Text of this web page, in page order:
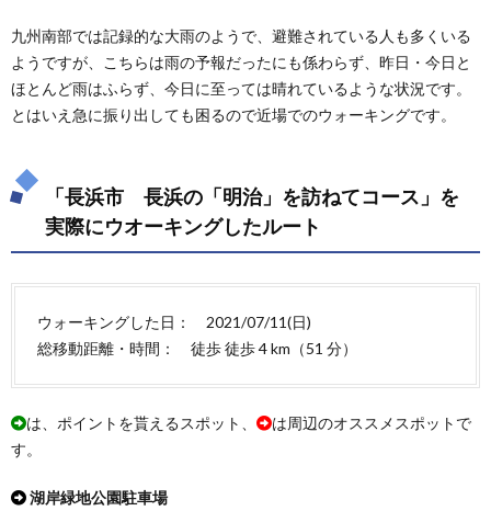
九州南部では記録的な大雨のようで、避難されている人も多くいる
ようですが、こちらは雨の予報だったにも係わらず、昨日・今日と
ほとんど雨はふらず、今日に至っては晴れているような状況です。
とはいえ急に振り出しても困るので近場でのウォーキングです。
「長浜市 長浜の「明治」を訪ねてコース」を
実際にウオーキングしたルート
ウォーキングした日： 2021/07/11(日)
総移動距離・時間： 徒歩 徒歩 4 km（51 分）
は、ポイントを貰えるスポット、
は周辺のオススメスポットで
す。
湖岸緑地公園駐車場